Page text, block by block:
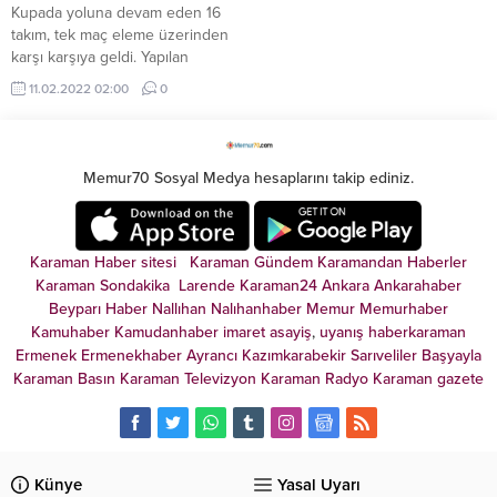
Kupada yoluna devam eden 16
takım, tek maç eleme üzerinden
karşı karşıya geldi. Yapılan
müsabakaların ardından
Gaziantep FK, VavaCars Fatih ...
11.02.2022 02:00 0
Memur70 Sosyal Medya hesaplarını takip ediniz.
Karaman Haber sitesi Karaman Gündem Karamandan Haberler
Karaman Sondakika Larende Karaman24 Ankara Ankarahaber
Beyparı Haber Nallıhan Nalıhanhaber Memur Memurhaber
Kamuhaber Kamudanhaber imaret asayiş, uyanış haberkaraman
Ermenek Ermenekhaber Ayrancı Kazımkarabekir Sarıveliler Başyayla
Karaman Basın Karaman Televizyon Karaman Radyo Karaman gazete
Künye Yasal Uyarı